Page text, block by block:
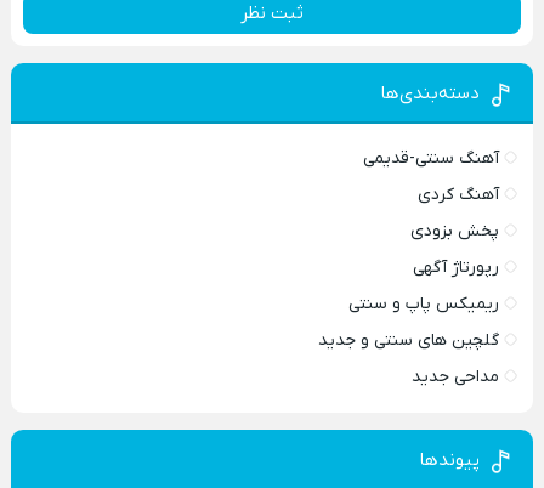
ثبت نظر
دسته‌بندی‌ها
آهنگ سنتی-قدیمی
آهنگ کردی
پخش بزودی
رپورتاژ آگهی
ریمیکس پاپ و سنتی
گلچین های سنتی و جدید
مداحی جدید
پیوندها